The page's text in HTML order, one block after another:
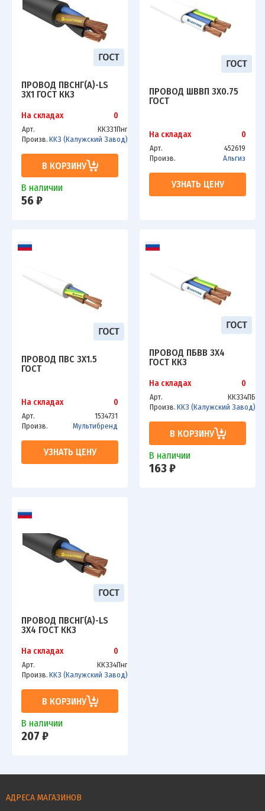
ПРОВОД ПВСНГ(А)-LS
3Х1 ГОСТ ККЗ
На складах 0
Арт.
ККЗ31Пнг
Произв. ККЗ (Калужский Завод)
В КОРЗИНУ
В наличии
56 ₽
ПРОВОД ШВВП 3Х0.75
ГОСТ
На складах 0
Арт.
452619
Произв.
Альгиз
УЗНАТЬ ЦЕНУ
ПРОВОД ПВС 3Х1.5
ГОСТ
На складах 0
Арт.
1534731
Произв.
Мультибренд
УЗНАТЬ ЦЕНУ
ПРОВОД ПБВВ 3Х4
ГОСТ ККЗ
На складах 0
Арт.
ККЗ34ПБ
Произв. ККЗ (Калужский Завод)
В КОРЗИНУ
В наличии
163 ₽
ПРОВОД ПВСНГ(А)-LS
3Х4 ГОСТ ККЗ
На складах 0
Арт.
ККЗ34Пнг
Произв. ККЗ (Калужский Завод)
В КОРЗИНУ
В наличии
207 ₽
АДРЕСА МАГАЗИНОВ